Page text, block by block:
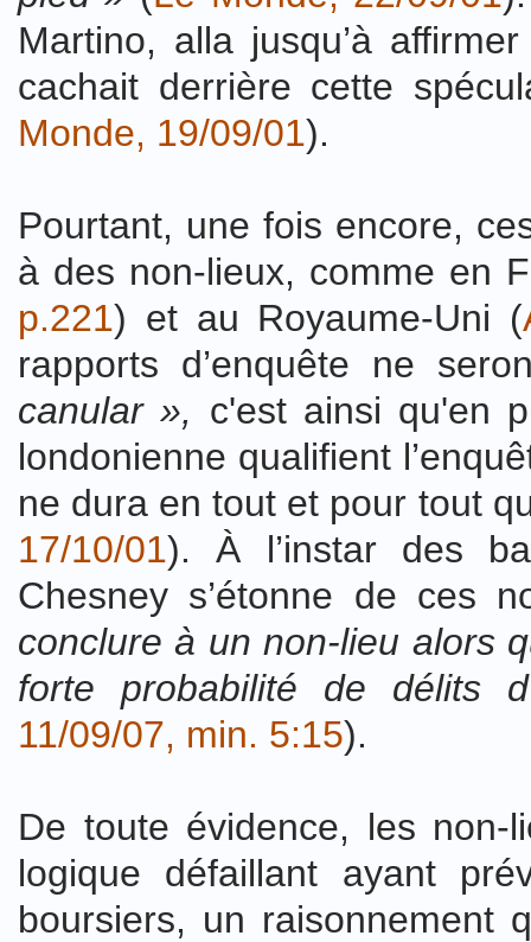
Martino, alla jusqu’à
cachait derrière cette
Monde, 19/09/01).
Pourtant, une fois encore,
à des non-lieux, comme en
p.221) et au Royaume-Uni (
rapports d’enquête ne
canular », c'est ainsi qu'en
londonienne qualifient
ne dura en tout et pour tout
17/10/01). À l’instar des
Chesney s’étonne de ces
conclure à un non-lieu alors
forte probabilité de délits
11/09/07, min. 5:15).
De toute évidence, les non-
logique défaillant ayant
boursiers, un raisonnement